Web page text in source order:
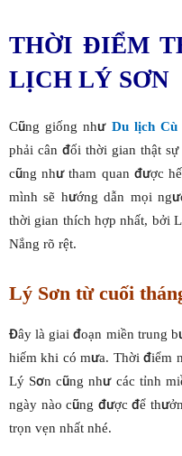
THỜI ĐIỂM
LỊCH LÝ SƠN
Cũng giống như Du lịch
phải cân đối thời gian thật
cũng như tham quan được
mình sẽ hướng dẫn mọi
thời gian thích hợp nhất, bởi
Nắng rõ rệt.
Lý Sơn từ cuối
Đây là giai đoạn miền trung
hiếm khi có mưa. Thời điểm
Lý Sơn cũng như các tỉnh
ngày nào cũng được để
trọn vẹn nhất nhé.